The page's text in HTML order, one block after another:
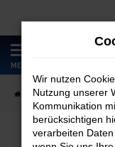
Zum
Hauptinhalt
springen
MENÜ
Startseite
Wir nutzen
Nutzung unserer
Kommunikation
berücksichtigen
verarbeiten